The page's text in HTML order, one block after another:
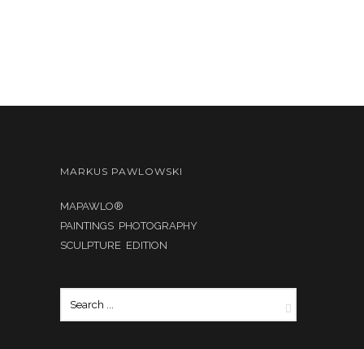
MARKUS PAWLOWSKI
MAPAWLO®
PAINTINGS PHOTOGRAPHY
SCULPTURE EDITION